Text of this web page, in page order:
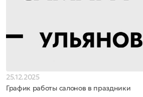
25.12.2025
График работы салонов в праздники